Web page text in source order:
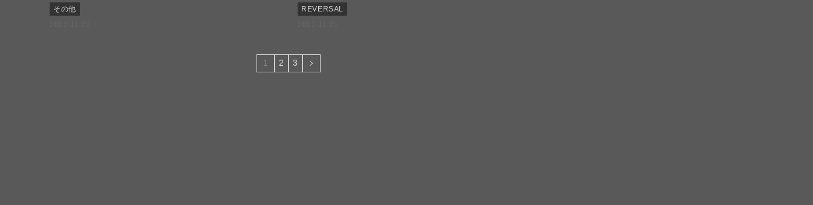
その他
REVERSAL
1 2 3